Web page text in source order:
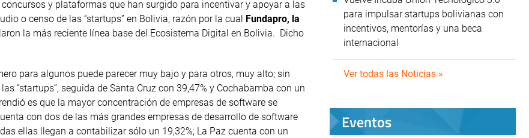
y plataformas que han surgido para incentivar y apoyar a las
o censo de las “startups” en Bolivia, razón por la cual Fundapro, la
la más reciente línea base del Ecosistema Digital en Bolivia. Dicho
para algunos puede parecer muy bajo y para otros, muy alto; sin
“startups”, seguida de Santa Cruz con 39,47% y Cochabamba con un
es que la mayor concentración de empresas de software se
con dos de las más grandes empresas de desarrollo de software
ellas llegan a contabilizar sólo un 19,32%; La Paz cuenta con un
para impulsar startups bolivianas con
incentivos, mentorías y una beca
internacional
Ver todas las Noticias »
Eventos